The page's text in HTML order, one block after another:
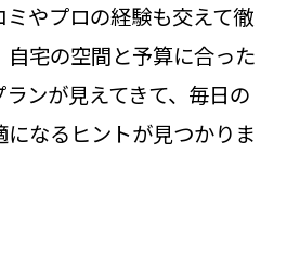
やプロの経験も交えて徹
宅の空間と予算に合った
ンが見えてきて、毎日の
なるヒントが見つかりま